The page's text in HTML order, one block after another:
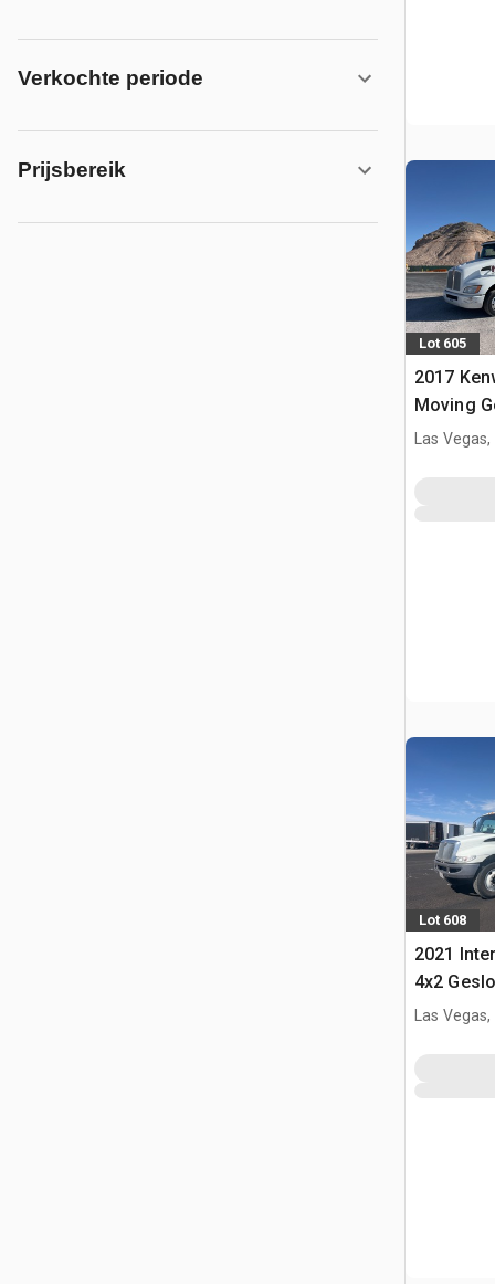
Verkochte periode
Prijsbereik
Lot 605
2017
Moving
Las Vegas,
Lot 608
2021
4x2
Las Vegas,